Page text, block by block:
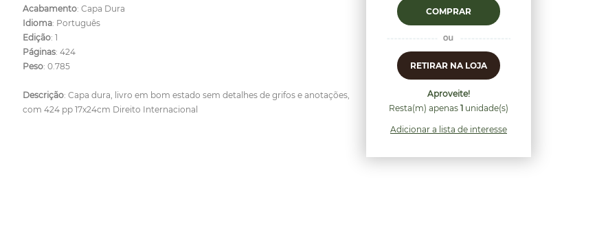
Acabamento: Capa Dura
Idioma: Português
Edição: 1
Páginas: 424
Peso: 0.785
Descrição: Capa dura, livro em bom estado sem detalhes de grifos e anotações,
com 424 pp 17x24cm Direito Internacional
COMPRAR
RETIRAR NA LOJA
Aproveite!
Resta(m) apenas 1 unidade(s)
Adicionar a lista de interesse